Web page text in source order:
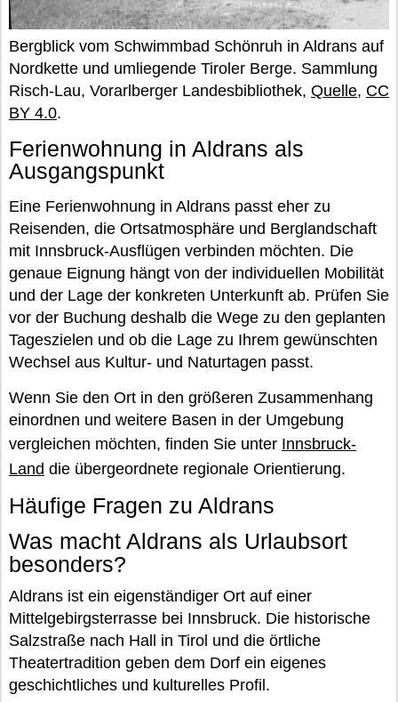
Bergblick vom Schwimmbad Schönruh in Aldrans auf
Nordkette und umliegende Tiroler Berge. Sammlung
Risch-Lau, Vorarlberger Landesbibliothek, Quelle, CC
BY 4.0.
Ferienwohnung in Aldrans als
Ausgangspunkt
Eine Ferienwohnung in Aldrans passt eher zu
Reisenden, die Ortsatmosphäre und Berglandschaft
mit Innsbruck-Ausflügen verbinden möchten. Die
genaue Eignung hängt von der individuellen Mobilität
und der Lage der konkreten Unterkunft ab. Prüfen Sie
vor der Buchung deshalb die Wege zu den geplanten
Tageszielen und ob die Lage zu Ihrem gewünschten
Wechsel aus Kultur- und Naturtagen passt.
Wenn Sie den Ort in den größeren Zusammenhang
einordnen und weitere Basen in der Umgebung
vergleichen möchten, finden Sie unter Innsbruck-
Land die übergeordnete regionale Orientierung.
Häufige Fragen zu Aldrans
Was macht Aldrans als Urlaubsort
besonders?
Aldrans ist ein eigenständiger Ort auf einer
Mittelgebirgsterrasse bei Innsbruck. Die historische
Salzstraße nach Hall in Tirol und die örtliche
Theatertradition geben dem Dorf ein eigenes
geschichtliches und kulturelles Profil.